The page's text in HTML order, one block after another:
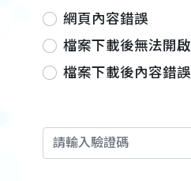
網頁內容錯誤
檔案下載後無法開啟
檔案下載後內容錯誤